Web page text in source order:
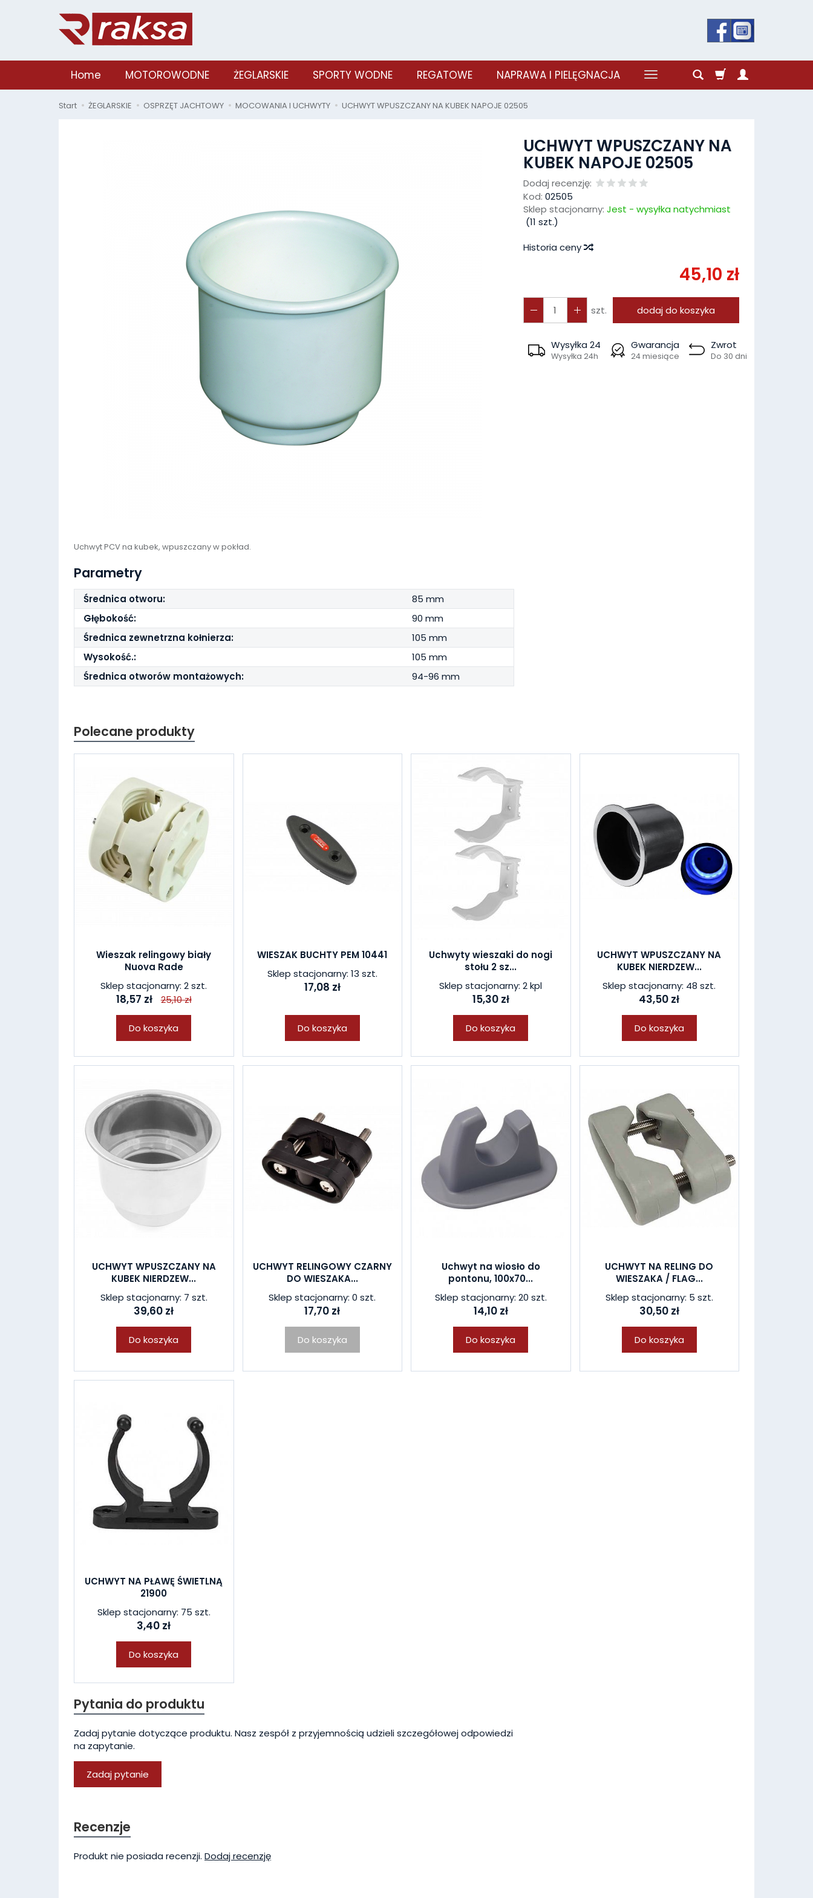
Home MOTOROWODNE ŻEGLARSKIE SPORTY WODNE REGATOWE NAPRAWA I PIELĘGNACJA
Start ŻEGLARSKIE OSPRZĘT JACHTOWY MOCOWANIA I UCHWYTY UCHWYT WPUSZCZANY NA KUBEK NAPOJE 02505
UCHWYT WPUSZCZANY NA
KUBEK NAPOJE 02505
Dodaj recenzję:
Kod: 02505
Sklep stacjonarny: Jest - wysyłka natychmiast
(11 szt.)
Historia ceny
45,10 zł
szt. dodaj do koszyka
Wysyłka 24
Wysyłka 24h
Gwarancja
24 miesiące
Zwrot
Do 30 dni
Uchwyt PCV na kubek, wpuszczany w pokład.
Parametry
Średnica otworu:
85 mm
Głębokość:
90 mm
Średnica zewnetrzna kołnierza:
105 mm
Wysokość.:
105 mm
Średnica otworów montażowych:
94-96 mm
Polecane produkty
Wieszak relingowy biały
Nuova Rade
Sklep stacjonarny: 2 szt.
18,57 zł 25,10 zł
Do koszyka
WIESZAK BUCHTY PEM 10441
Sklep stacjonarny: 13 szt.
17,08 zł
Do koszyka
Uchwyty wieszaki do nogi
stołu 2 sz...
Sklep stacjonarny: 2 kpl
15,30 zł
Do koszyka
UCHWYT WPUSZCZANY NA
KUBEK NIERDZEW...
Sklep stacjonarny: 48 szt.
43,50 zł
Do koszyka
UCHWYT WPUSZCZANY NA
KUBEK NIERDZEW...
Sklep stacjonarny: 7 szt.
39,60 zł
Do koszyka
UCHWYT RELINGOWY CZARNY
DO WIESZAKA...
Sklep stacjonarny: 0 szt.
17,70 zł
Do koszyka
Uchwyt na wiosło do
pontonu, 100x70...
Sklep stacjonarny: 20 szt.
14,10 zł
Do koszyka
UCHWYT NA RELING DO
WIESZAKA / FLAG...
Sklep stacjonarny: 5 szt.
30,50 zł
Do koszyka
UCHWYT NA PŁAWĘ ŚWIETLNĄ
21900
Sklep stacjonarny: 75 szt.
3,40 zł
Do koszyka
Pytania do produktu
Zadaj pytanie dotyczące produktu. Nasz zespół z przyjemnością udzieli szczegółowej odpowiedzi
na zapytanie.
Zadaj pytanie
Recenzje
Produkt nie posiada recenzji. Dodaj recenzję